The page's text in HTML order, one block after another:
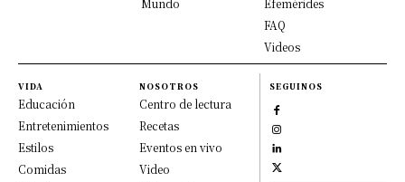
Mundo
Efemérides
FAQ
Videos
VIDA
Educación
Entretenimientos
Estilos
Comidas
NOSOTROS
Centro de lectura
Recetas
Eventos en vivo
Video
SEGUINOS